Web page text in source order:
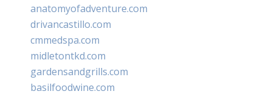
anatomyofadventure.com
drivancastillo.com
cmmedspa.com
midletontkd.com
gardensandgrills.com
basilfoodwine.com